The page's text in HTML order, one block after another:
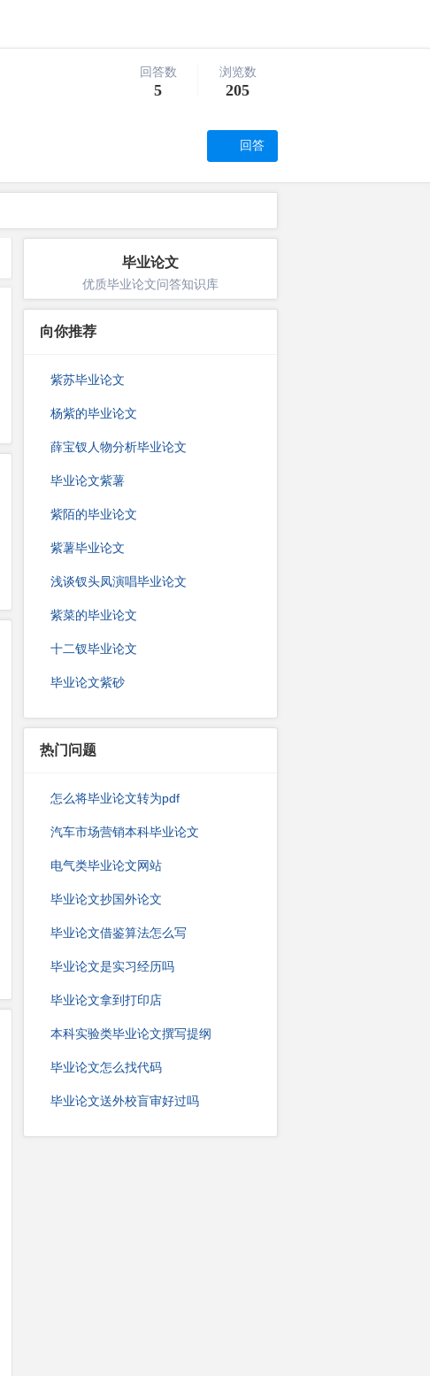
回答数
5
浏览数
205
回答
毕业论文
优质毕业论文问答知识库
向你推荐
紫苏毕业论文
杨紫的毕业论文
薛宝钗人物分析毕业论文
毕业论文紫薯
紫陌的毕业论文
紫薯毕业论文
浅谈钗头凤演唱毕业论文
紫菜的毕业论文
十二钗毕业论文
毕业论文紫砂
热门问题
怎么将毕业论文转为pdf
汽车市场营销本科毕业论文
电气类毕业论文网站
毕业论文抄国外论文
毕业论文借鉴算法怎么写
毕业论文是实习经历吗
毕业论文拿到打印店
本科实验类毕业论文撰写提纲
毕业论文怎么找代码
毕业论文送外校盲审好过吗